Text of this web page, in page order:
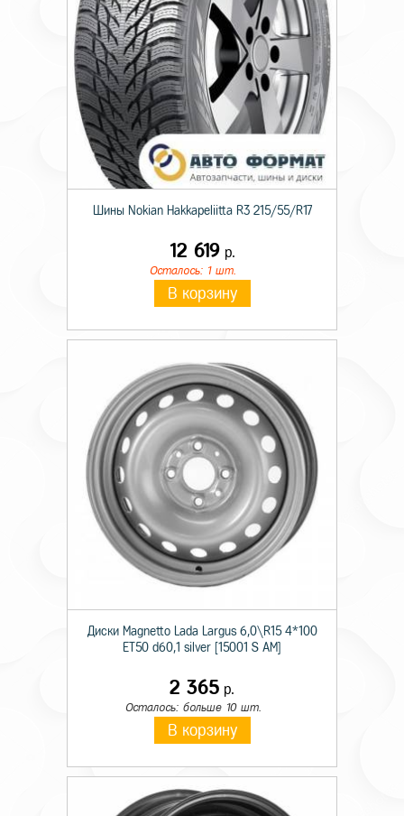
Шины Nokian Hakkapeliitta R3 215/55/R17
12 619р.
Осталось: 1 шт.
В корзину
Диски Magnetto Lada Largus 6,0\R15 4*100
ET50 d60,1 silver [15001 S AM]
2 365 р.
Осталось: больше 10 шт.
В корзину